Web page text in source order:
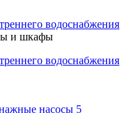
водоснабжения
и шкафы
водоснабжения
насосы 5